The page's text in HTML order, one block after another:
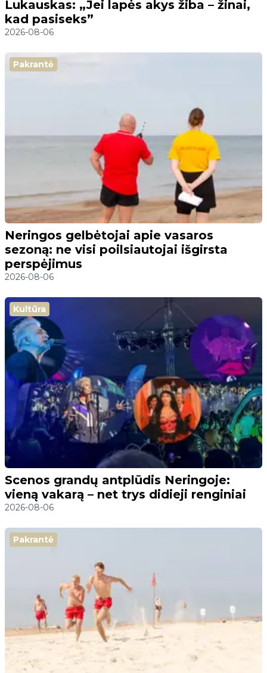
Lukauskas: „Jei lapės akys žiba – žinai,
kad pasiseks”
2026-08-06
Pakrantė
Neringos gelbėtojai apie vasaros
sezoną: ne visi poilsiautojai išgirsta
perspėjimus
2026-08-06
Kultūra
Scenos grandų antplūdis Neringoje:
vieną vakarą – net trys didieji renginiai
2026-08-06
Pakrantė